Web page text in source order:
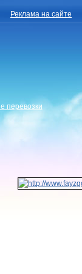
Реклама на сайте